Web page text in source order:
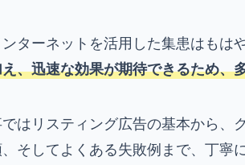
ターネットを活用した集患はもはや
、迅速な効果が期待できるため、
はリスティング広告の基本から、
そしてよくある失敗例まで、丁寧